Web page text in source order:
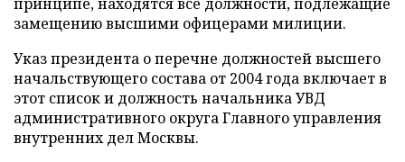
замещению высшими офицерами милиции.
Указ президента о перечне должностей высшего
начальствующего состава от 2004 года включает в
этот список и должность начальника УВД
административного округа Главного управления
внутренних дел Москвы.